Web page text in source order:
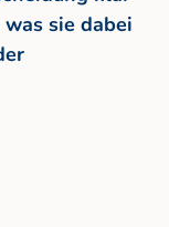
sie dabei